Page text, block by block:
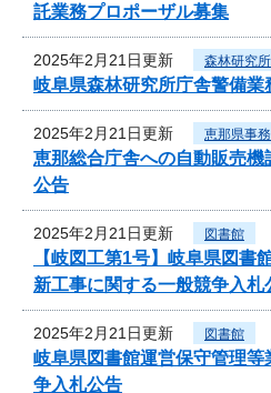
託業務プロポーザル募集
2025年2月21日更新 森林研究所
岐阜県森林研究所庁舎警備業
2025年2月21日更新 恵那県事
恵那総合庁舎への自動販売
公告
2025年2月21日更新 図書館
【岐図工第1号】岐阜県図書
新工事に関する一般競争入札
2025年2月21日更新 図書館
岐阜県図書館運営保守管理
争入札公告